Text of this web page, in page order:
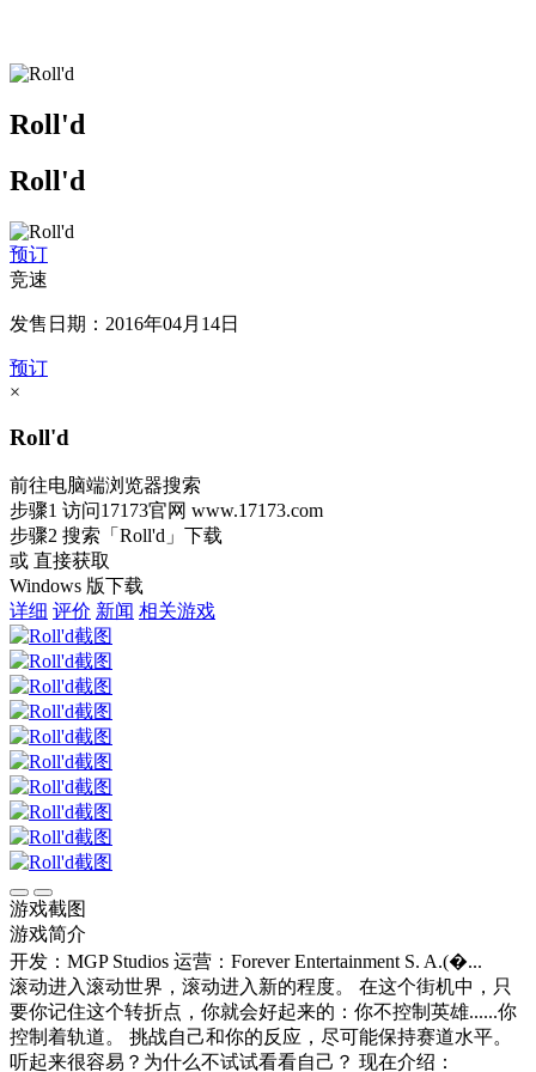
Roll'd
Roll'd
预订
竞速
发售日期：2016年04月14日
预订
×
Roll'd
前往电脑端浏览器搜索
步骤1 访问17173官网 www.17173.com
步骤2 搜索 「Roll'd」 下载
或 直接获取
Windows 版下载
详细 评价 新闻 相关游戏
游戏截图
游戏简介
开发：MGP Studios 运营：Forever Entertainment S. A.(�...
滚动进入滚动世界，滚动进入新的程度。 在这个街机中，只
要你记住这个转折点，你就会好起来的：你不控制英雄......你
控制着轨道。 挑战自己和你的反应，尽可能保持赛道水平。
听起来很容易？为什么不试试看看自己？ 现在介绍：